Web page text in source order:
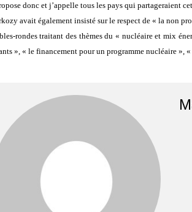
donc et j’appelle tous les pays qui partageraient
avait également insisté sur le respect de « la non
rondes traitant des thèmes du « nucléaire et mix
», « le financement pour un programme nucléaire »,